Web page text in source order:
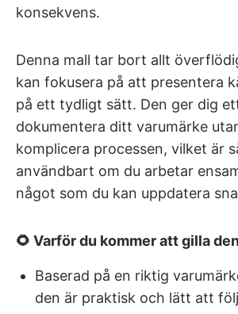
konsekvens.
Denna mall tar bort allt
kan fokusera på att presentera
på ett tydligt sätt. Den ger dig
dokumentera ditt varumärke
komplicera processen, vilket är
användbart om du arbetar
något som du kan uppdatera
🌻 Varför du kommer att gilla
Baserad på en riktig
den är praktisk och lätt att